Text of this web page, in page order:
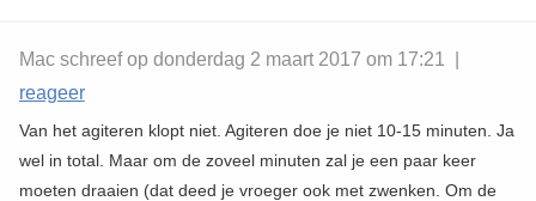
Mac schreef op donderdag 2 maart 2017 om 17:21 |
reageer
Van het agiteren klopt niet. Agiteren doe je niet 10-15 minuten. Ja
wel in total. Maar om de zoveel minuten zal je een paar keer
moeten draaien (dat deed je vroeger ook met zwenken. Om de